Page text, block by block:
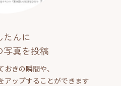
たんに
写真を投稿
きの瞬間や、
アップすることができます